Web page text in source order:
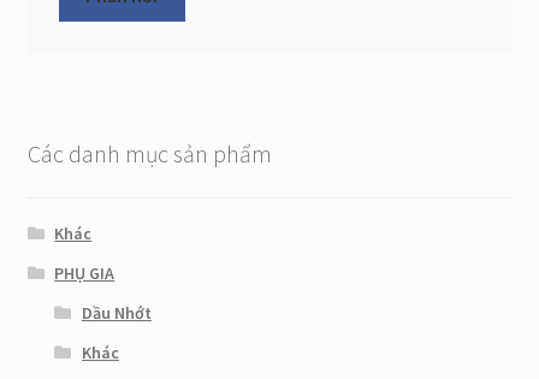
Các danh mục sản phẩm
Khác
PHỤ GIA
Dầu Nhớt
Khác